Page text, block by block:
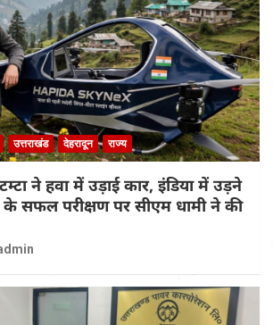
उत्तराखंड देहरादून राज्य
ने हवा में उड़ाई कार, इंडिया में उड़ने
के सफल परीक्षण पर सीएम धामी ने की